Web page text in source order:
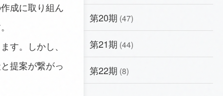
成に取り組ん
。しかし、
提案が繋がっ
第20期 (47)
第21期 (44)
第22期 (8)